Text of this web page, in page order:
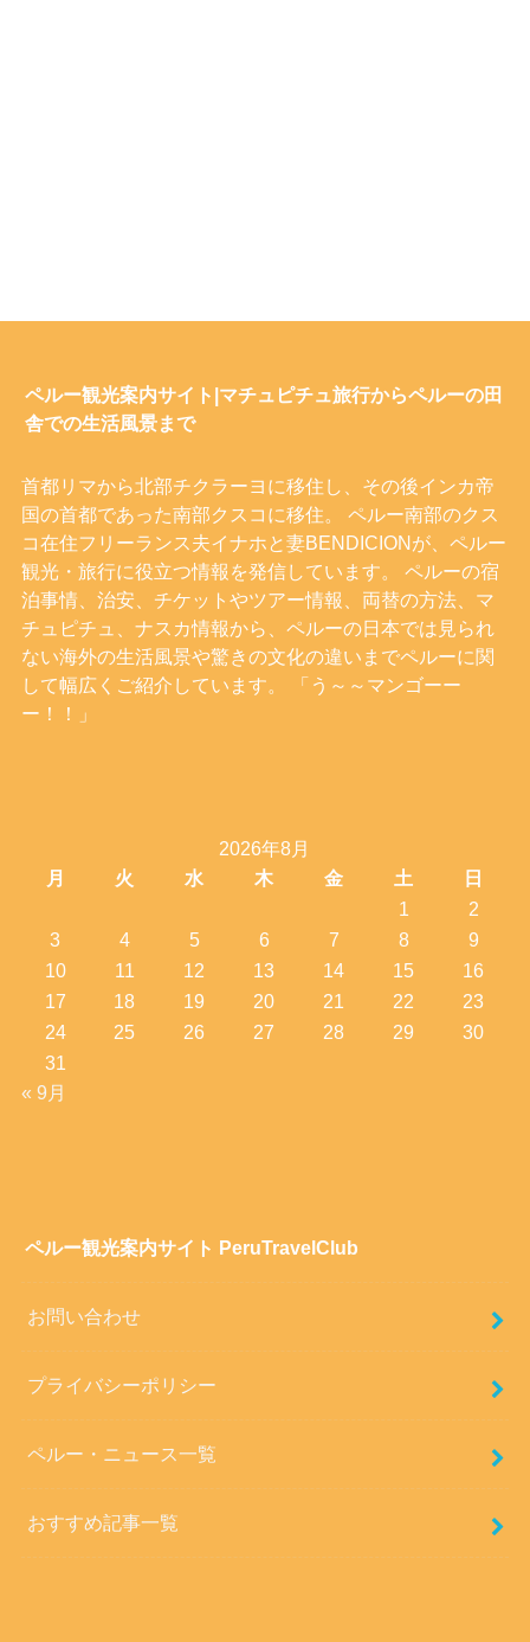
ペルー観光案内サイト|マチュピチュ旅行からペルーの田
舎での生活風景まで
首都リマから北部チクラーヨに移住し、その後インカ帝
国の首都であった南部クスコに移住。 ペルー南部のクス
コ在住フリーランス夫イナホと妻BENDICIONが、ペルー
観光・旅行に役立つ情報を発信しています。 ペルーの宿
泊事情、治安、チケットやツアー情報、両替の方法、マ
チュピチュ、ナスカ情報から、ペルーの日本では見られ
ない海外の生活風景や驚きの文化の違いまでペルーに関
して幅広くご紹介しています。 「う～～マンゴーー
ー！！」
2026年8月
月
火 水 木 金 土
日
1
2
3
4 5 6 7 8
9
10
11 12 13 14 15
16
17
18 19 20 21 22
23
24
25 26 27 28 29
30
31
« 9月
ペルー観光案内サイト PeruTravelClub
お問い合わせ
プライバシーポリシー
ペルー・ニュース一覧
おすすめ記事一覧